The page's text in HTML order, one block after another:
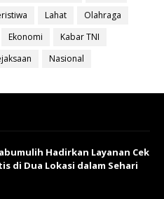
Lahat
Olahraga
Ekonomi
Kabar TNI
Nasional
Hadirkan Layanan Cek
di Dua Lokasi dalam Sehari